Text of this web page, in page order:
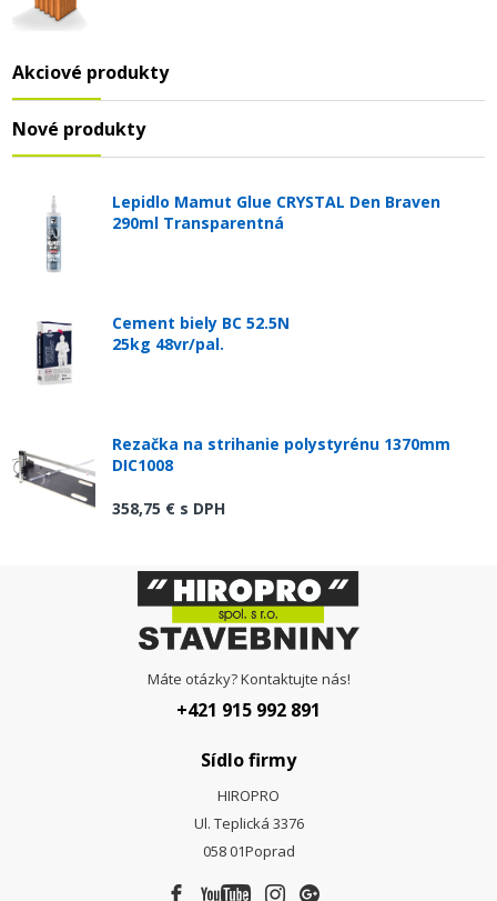
Akciové produkty
Nové produkty
Lepidlo Mamut Glue CRYSTAL Den Braven
290ml Transparentná
Cement biely BC 52.5N
25kg 48vr/pal.
Rezačka na strihanie polystyrénu 1370mm
DIC1008
358,75 € s DPH
Máte otázky? Kontaktujte nás!
+421 915 992 891
Sídlo firmy
HIROPRO
Ul. Teplická 3376
058 01Poprad